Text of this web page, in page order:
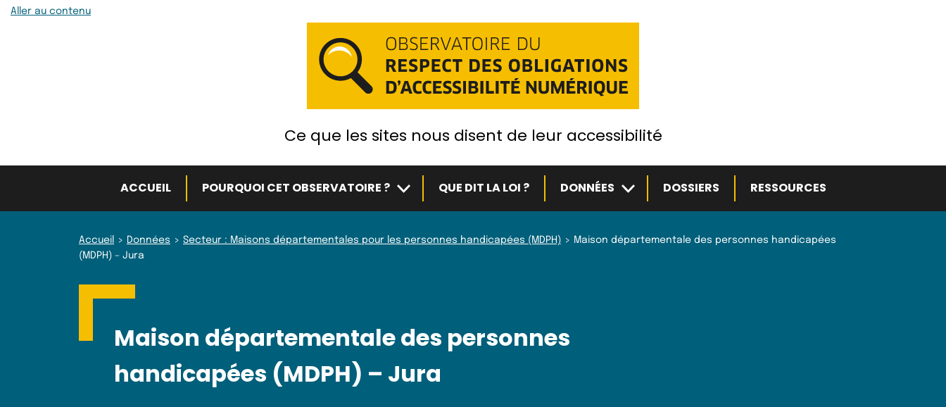
Aller au contenu
Ce que les sites nous disent de leur accessibilité
ACCUEIL POURQUOI CET OBSERVATOIRE ? Sous-menuQUE DIT LA LOI ? DONNÉES Sous-menuDOSSIERS RESSOURCES
Accueil Données Secteur : Maisons départementales pour les personnes handicapées (MDPH)
Maison départementale des personnes handicapées
(MDPH) – Jura
Maison départementale des personnes
handicapées (MDPH) – Jura